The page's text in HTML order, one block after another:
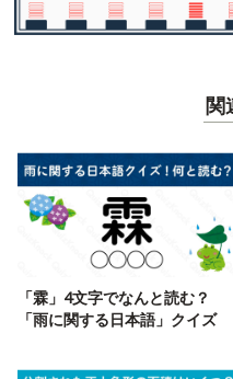
関
「霖」4文字でなんと読む？
「雨に関する日本語」クイズ